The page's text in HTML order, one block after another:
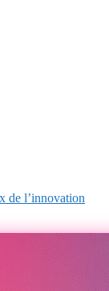
de l’innovation